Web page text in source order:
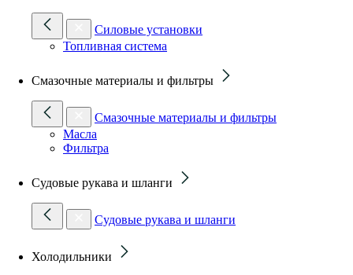
Силовые установки
Топливная система
Смазочные материалы и фильтры
Смазочные материалы и фильтры
Масла
Фильтра
Судовые рукава и шланги
Судовые рукава и шланги
Холодильники